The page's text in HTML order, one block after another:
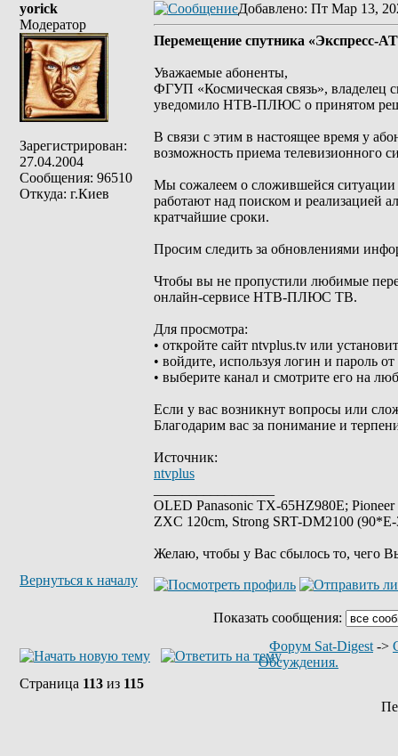
yorick
Модератор
Зарегистрирован:
27.04.2004
Сообщения: 96510
Откуда: г.Киев
Добавлено: Пт Мар 13,
Перемещение спутника
Уважаемые абоненты,
ФГУП «Космическая связь», владелец
уведомило НТВ‑ПЛЮС о принятом
В связи с этим в настоящее время у
возможность приема телевизионного
Мы сожалеем о сложившейся ситуации
работают над поиском и реализацией
кратчайшие сроки.
Просим следить за обновлениями
Чтобы вы не пропустили любимые
онлайн‑сервисе НТВ‑ПЛЮС ТВ.
Для просмотра:
• откройте сайт ntvplus.tv или
• войдите, используя логин и пароль
• выберите канал и смотрите его на
Если у вас возникнут вопросы или
Благодарим вас за понимание и
Источник:
ntvplus
OLED Panasonic TX-65HZ980E;
ZXC 120cm, Strong SRT-DM2100
Желаю, чтобы у Вас сбылось то, чего
Вернуться к началу
Показать сообщения:
Форум Sat-Digest ->
Обсуждения.
Страница 113 из 115